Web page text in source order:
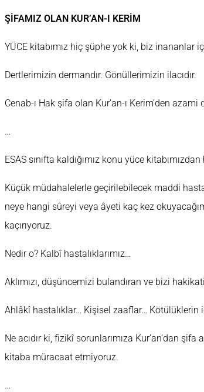
ŞİFAMIZ OLAN KUR’AN-I KERİM
YÜCE kitabımız hiç şüphe yok ki, biz inananlar
Dertlerimizin dermandır. Gönüllerimizin ilacıdır.
Cenab-ı Hak şifa olan Kur’an-ı Kerim’den
…
ESAS sınıfta kaldığımız konu yüce
Küçük müdahalelerle geçirilebilecek maddi
neye hangi sûreyi veya âyeti kaç kez
kaçırıyoruz.
Nedir o? Kalbî hastalıklarımız…
Aklımızı, düşüncemizi bulandıran ve bizi
Ahlâkî hastalıklar… Kişisel zaaflar… Kötülüklerin
Ne acıdır ki, fizikî sorunlarımıza Kur’an’dan
kitaba müracaat etmiyoruz.
…